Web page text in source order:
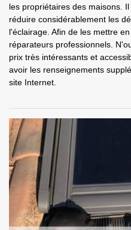
les propriétaires des maisons.
réduire considérablement les
l'éclairage. Afin de les mettre
réparateurs professionnels.
prix très intéressants et
avoir les renseignements
site Internet.